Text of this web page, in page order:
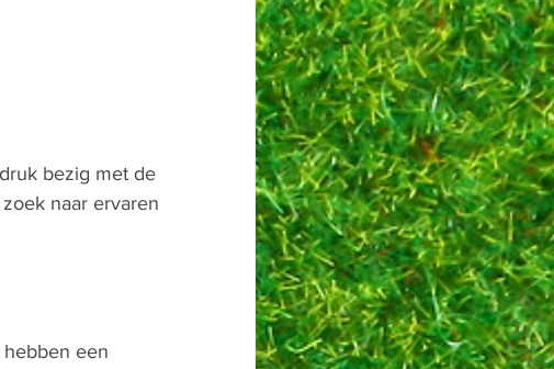
bezig met de
naar ervaren
een